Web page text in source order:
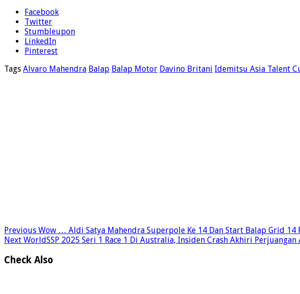
Facebook
Twitter
Stumbleupon
LinkedIn
Pinterest
Tags Alvaro Mahendra Balap Balap Motor Davino Britani Idemitsu Asia Talent
Previous Wow … Aldi Satya Mahendra Superpole Ke 14 Dan Start Balap Grid
Next WorldSSP 2025 Seri 1 Race 1 Di Australia, Insiden Crash Akhiri
Check Also